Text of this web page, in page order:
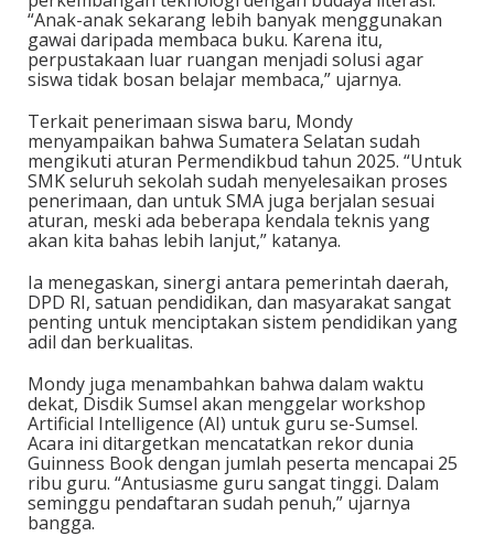
“Anak-anak sekarang lebih banyak menggunakan
gawai daripada membaca buku. Karena itu,
perpustakaan luar ruangan menjadi solusi agar
siswa tidak bosan belajar membaca,” ujarnya.
Terkait penerimaan siswa baru, Mondy
menyampaikan bahwa Sumatera Selatan sudah
mengikuti aturan Permendikbud tahun 2025. “Untuk
SMK seluruh sekolah sudah menyelesaikan proses
penerimaan, dan untuk SMA juga berjalan sesuai
aturan, meski ada beberapa kendala teknis yang
akan kita bahas lebih lanjut,” katanya.
Ia menegaskan, sinergi antara pemerintah daerah,
DPD RI, satuan pendidikan, dan masyarakat sangat
penting untuk menciptakan sistem pendidikan yang
adil dan berkualitas.
Mondy juga menambahkan bahwa dalam waktu
dekat, Disdik Sumsel akan menggelar workshop
Artificial Intelligence (AI) untuk guru se-Sumsel.
Acara ini ditargetkan mencatatkan rekor dunia
Guinness Book dengan jumlah peserta mencapai 25
ribu guru. “Antusiasme guru sangat tinggi. Dalam
seminggu pendaftaran sudah penuh,” ujarnya
bangga.